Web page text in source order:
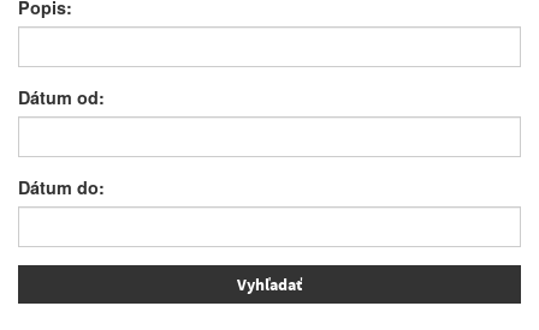
Popis:
Dátum od:
Dátum do: